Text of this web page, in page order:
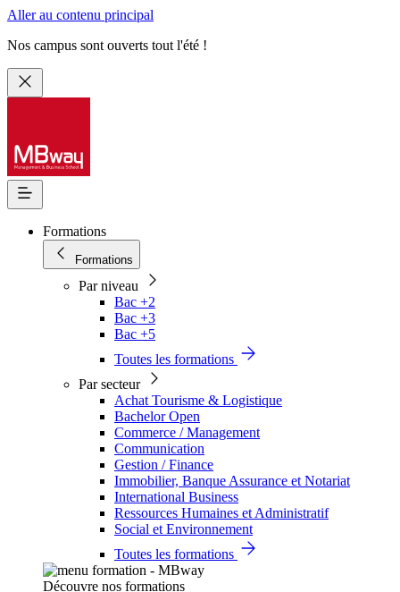
Aller au contenu principal
Nos campus sont ouverts tout l'été !
Formations
Formations
Par niveau
Bac +2
Bac +3
Bac +5
Toutes les formations
Par secteur
Achat Tourisme & Logistique
Bachelor Open
Commerce / Management
Communication
Gestion / Finance
Immobilier, Banque Assurance et Notariat
International Business
Ressources Humaines et Administratif
Social et Environnement
Toutes les formations
Découvre nos formations